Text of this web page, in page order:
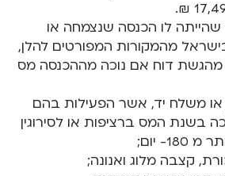
לו הכנסה שנצמחה או
מהמקורות המפורטים להלן,
מהגשת דוח אם נוכה מההכנסה מס
משלח יד, אשר הפעילות בהם
בשנת המס ברציפות או לסירוגין
180- יום;
קצבה מלוג ואנונה;